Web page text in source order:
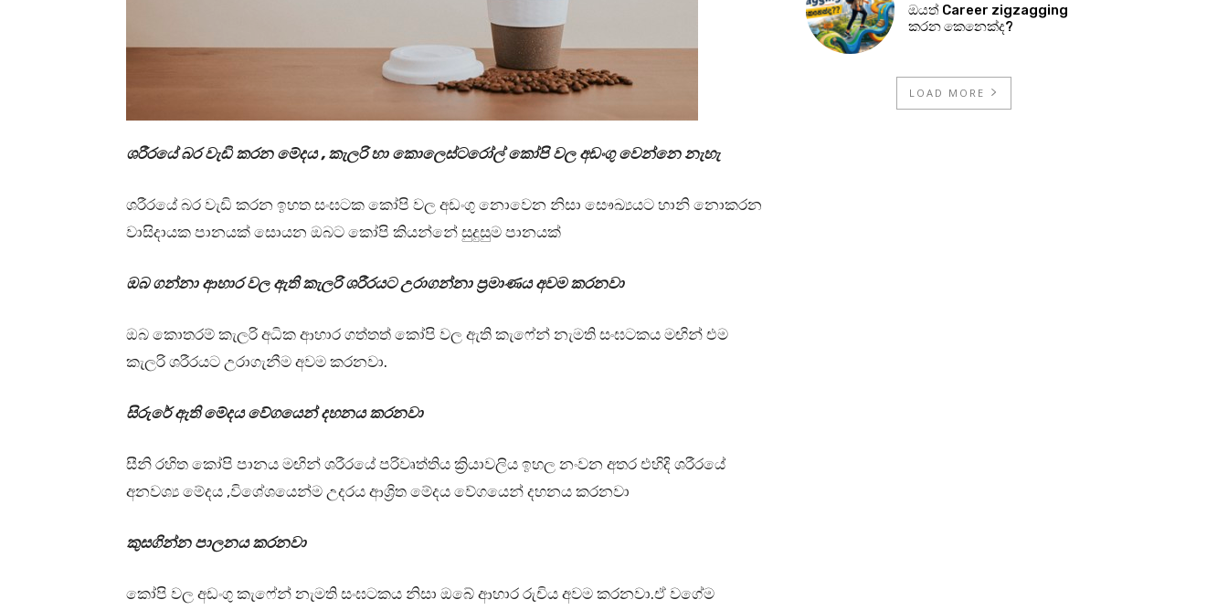
ශරීරයේ බර වැඩි කරන මේදය , කැලරි හා කොලෙස්ටරෝල් කෝපි වල අඩංගු වෙන්නෙ නැහැ
ශරීරයේ බර වැඩි කරන ඉහත සංඝටක කෝපි වල අඩංගු නොවෙන නිසා සෞඛ්‍යයට හානි නොකරන
වාසිදායක පානයක් සොයන ඔබට කෝපි කියන්නේ සුදුසුම පානයක්
ඔබ ගන්නා ආහාර වල ඇති කැලරි ශරීරයට උරාගන්නා ප්‍රමාණය අවම කරනවා
ඔබ කොතරම් කැලරි අධික ආහාර ගත්තත් කෝපි වල ඇති කැෆේන් නැමති සංඝටකය මඟින් එම
කැලරි ශරීරයට උරාගැනීම අවම කරනවා.
සිරුරේ ඇති මේදය වේගයෙන් දහනය කරනවා
සීනි රහිත කෝපි පානය මඟින් ශරීරයේ පරිවෘත්තිය ක්‍රියාවලිය ඉහල නංවන අතර එහිදි ශරීරයේ
අනවශ්‍ය මේදය ,විශේශයෙන්ම උදරය ආශ්‍රිත මේදය වේගයෙන් දහනය කරනවා
කුසගින්න පාලනය කරනවා
කෝපි වල අඩංගු කැෆේන් නැමති සංඝටකය නිසා ඔබේ ආහාර රුචිය අවම කරනවා.ඒ වගේම
ඔයත් Career zigzagging
කරන කෙනෙක්ද?
LOAD MORE